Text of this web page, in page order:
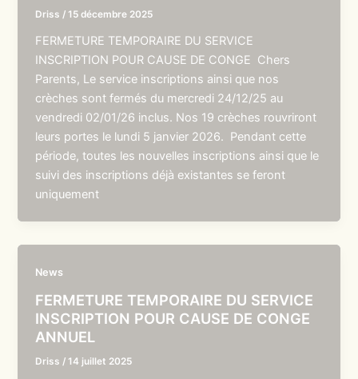
Driss /15 décembre 2025
FERMETURE TEMPORAIRE DU SERVICE
INSCRIPTION POUR CAUSE DE CONGE Chers
Parents, Le service inscriptions ainsi que nos
crèches sont fermés du mercredi 24/12/25 au
vendredi 02/01/26 inclus. Nos 19 crèches rouvriront
leurs portes le lundi 5 janvier 2026. Pendant cette
période, toutes les nouvelles inscriptions ainsi que le
suivi des inscriptions déjà existantes se feront
uniquement
News
FERMETURE TEMPORAIRE DU SERVICE
INSCRIPTION POUR CAUSE DE CONGE
ANNUEL
Driss /14 juillet 2025